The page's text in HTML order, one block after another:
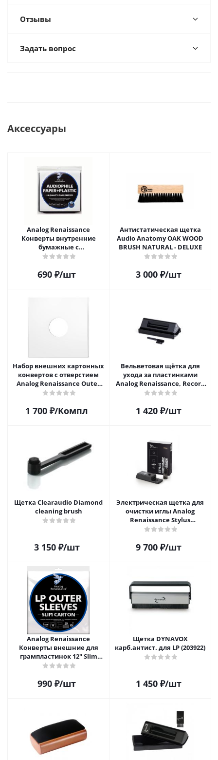
Отзывы
Задать вопрос
Аксессуары
Analog Renaissance
Конверты внутренние
бумажные с
антистатическим пакетом
Audiophile Paper+Plastic (10
690 ₽/шт
Антистатическая щетка
Audio Anatomy OAK WOOD
BRUSH NATURAL - DELUXE
3 000₽/шт
Набор внешних картонных
конвертов с отверстием
Analog Renaissance Оuter
Carton Jacket, 10шт, AR-
1 700 ₽/Компл
Вельветовая щётка для
ухода за пластинками
Analog Renaissance, Record
Velvet Brush, AR-7151, Black
1 420₽/шт
Щетка Clearaudio Diamond
cleaning brush
3 150₽/шт
Электрическая щетка для
очистки иглы Analog
Renaissance Stylus
Vibromatic Pro-Brush
9 700₽/шт
Analog Renaissance
Конверты внешние для
грампластинок 12" Slim
Carton (25 шт)
990 ₽/шт
Щетка DYNAVOX
карб.антист. для LP (203922)
1 450₽/шт